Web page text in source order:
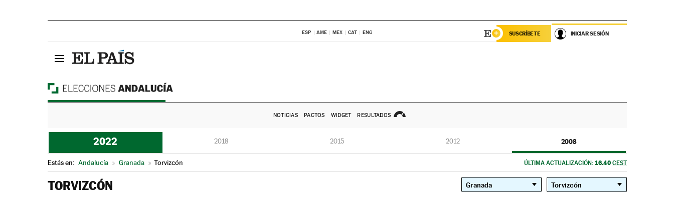
ESP AME MEX CAT ENG SUSCRÍBETE INICIAR SESIÓN
NOTICIAS PACTOS WIDGET RESULTADOS
2022 2018 2015 2012 2008
Estás en: Andalucía » Granada » Torvizcón ÚLTIMA ACTUALIZACIÓN: 16.40 CEST
TORVIZCÓN